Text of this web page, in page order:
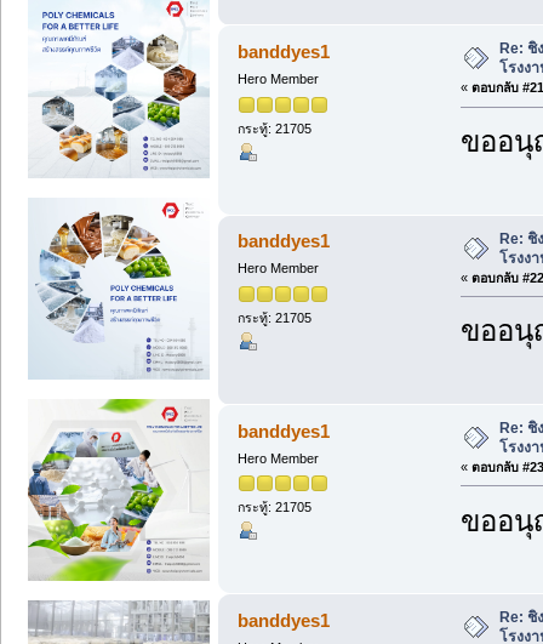
banddyes1
Hero Member
กระทู้: 21705
Re: ชิ
โรงง
« ตอบกลับ
ขออนุ
banddyes1
Hero Member
กระทู้: 21705
Re: ชิ
โรงง
« ตอบกลับ
ขออนุ
banddyes1
Hero Member
กระทู้: 21705
Re: ชิ
โรงง
« ตอบกลับ
ขออนุ
banddyes1
Re: ชิ
โรงง